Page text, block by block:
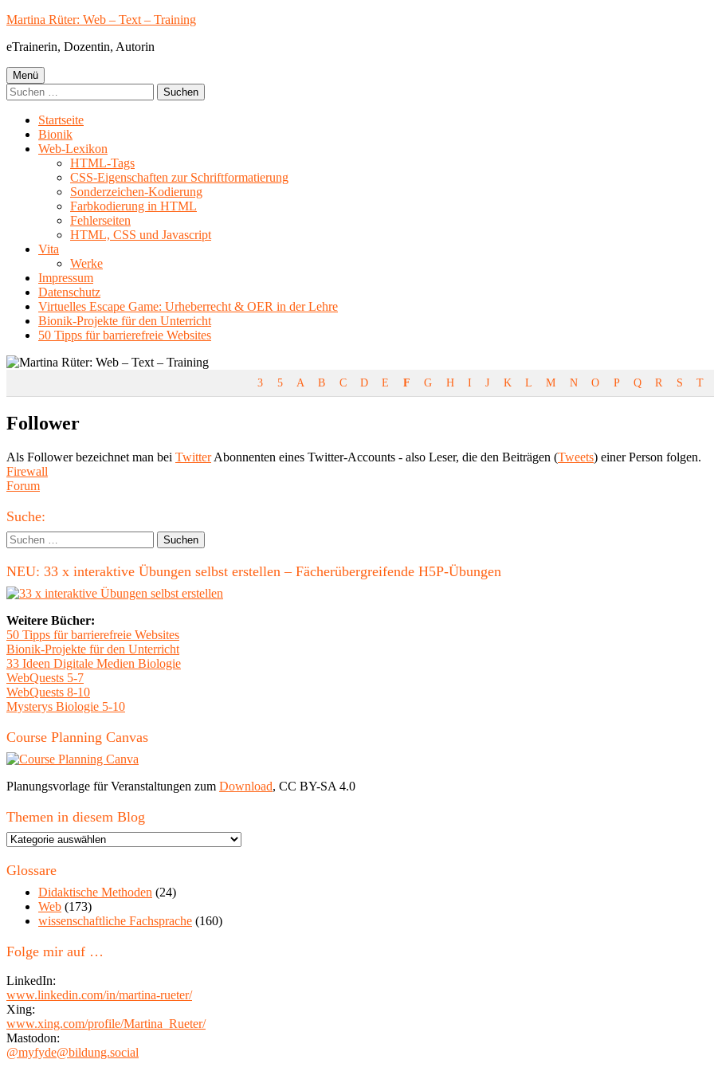
Springe
Inhalt
Martina Rüter: Web – Text – Training
eTrainerin, Dozentin, Autorin
Primäres
Menü
Menü
Suchen
nach:
Startseite
Bionik
Web-Lexikon
HTML-Tags
CSS-Eigenschaften zur Schriftformatierung
Sonderzeichen-Kodierung
Farbkodierung in HTML
Fehlerseiten
HTML, CSS und Javascript
Vita
Werke
Impressum
Datenschutz
Virtuelles Escape Game: Urheberrecht & OER in der Lehre
Bionik-Projekte für den Unterricht
50 Tipps für barrierefreie Websites
3 5 A B C D E F G H I J K L M N O P Q R S T
Follower
Als Follower bezeichnet man bei TwitterAbonnenten eines Twitter-Accounts - also Leser, die den Beiträgen (Tweets) einer Person folgen.
Beitragsnavigation
Vorheriger
Beitrag:
Firewall
Nächster
Forum
Haupt-
Seitenleiste
Suche:
Suchen
nach:
NEU: 33 x interaktive Übungen selbst erstellen – Fächerübergreifende H5P-Übungen
Weitere Bücher:
50 Tipps für barrierefreie Websites
Bionik-Projekte für den Unterricht
33 Ideen Digitale Medien Biologie
WebQuests 5-7
WebQuests 8-10
Mysterys Biologie 5-10
Course Planning Canvas
Planungsvorlage für Veranstaltungen zum Download, CC BY-SA 4.0
Themen in diesem Blog
Themen
diesem
Glossare
Didaktische Methoden (24)
Web (173)
wissenschaftliche Fachsprache (160)
Folge mir auf …
LinkedIn:
www.linkedin.com/in/martina-rueter/
Xing:
www.xing.com/profile/Martina_Rueter/
Mastodon:
@myfyde@bildung.social